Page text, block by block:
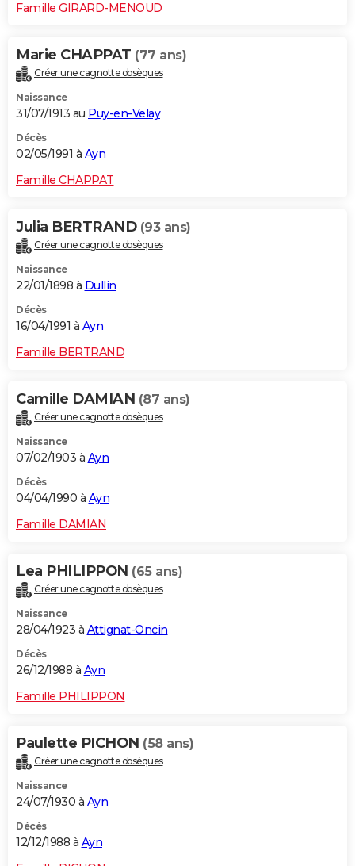
Famille GIRARD-MENOUD
Marie CHAPPAT (77 ans)
Créer une cagnotte obsèques
Naissance
31/07/1913 au Puy-en-Velay
Décès
02/05/1991 à Ayn
Famille CHAPPAT
Julia BERTRAND (93 ans)
Créer une cagnotte obsèques
Naissance
22/01/1898 à Dullin
Décès
16/04/1991 à Ayn
Famille BERTRAND
Camille DAMIAN (87 ans)
Créer une cagnotte obsèques
Naissance
07/02/1903 à Ayn
Décès
04/04/1990 à Ayn
Famille DAMIAN
Lea PHILIPPON (65 ans)
Créer une cagnotte obsèques
Naissance
28/04/1923 à Attignat-Oncin
Décès
26/12/1988 à Ayn
Famille PHILIPPON
Paulette PICHON (58 ans)
Créer une cagnotte obsèques
Naissance
24/07/1930 à Ayn
Décès
12/12/1988 à Ayn